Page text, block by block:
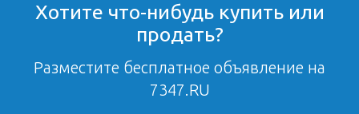
Хотите что-нибудь купить или
продать?
Разместите бесплатное объявление на
7347.RU